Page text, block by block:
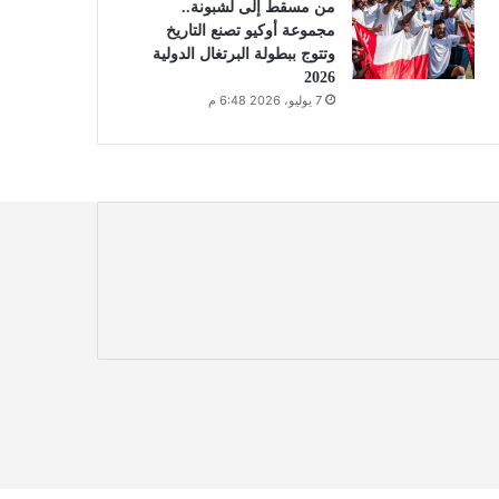
من مسقط إلى لشبونة..
مجموعة أوكيو تصنع التاريخ
وتتوج ببطولة البرتغال الدولية
2026
7 يوليو، 2026 6:48 م